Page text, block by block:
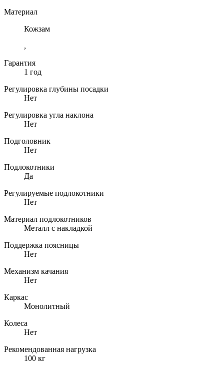
Материал
Кожзам
,
Гарантия
1 год
Регулировка глубины посадки
Нет
Регулировка угла наклона
Нет
Подголовник
Нет
Подлокотники
Да
Регулируемые подлокотники
Нет
Материал подлокотников
Металл с накладкой
Поддержка поясницы
Нет
Механизм качания
Нет
Каркас
Монолитный
Колеса
Нет
Рекомендованная нагрузка
100 кг